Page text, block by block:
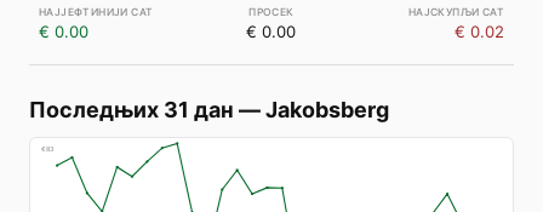
€ 0.00 € 0.00 € 0.02
Последњих 31 дан —Jakobsberg
€83